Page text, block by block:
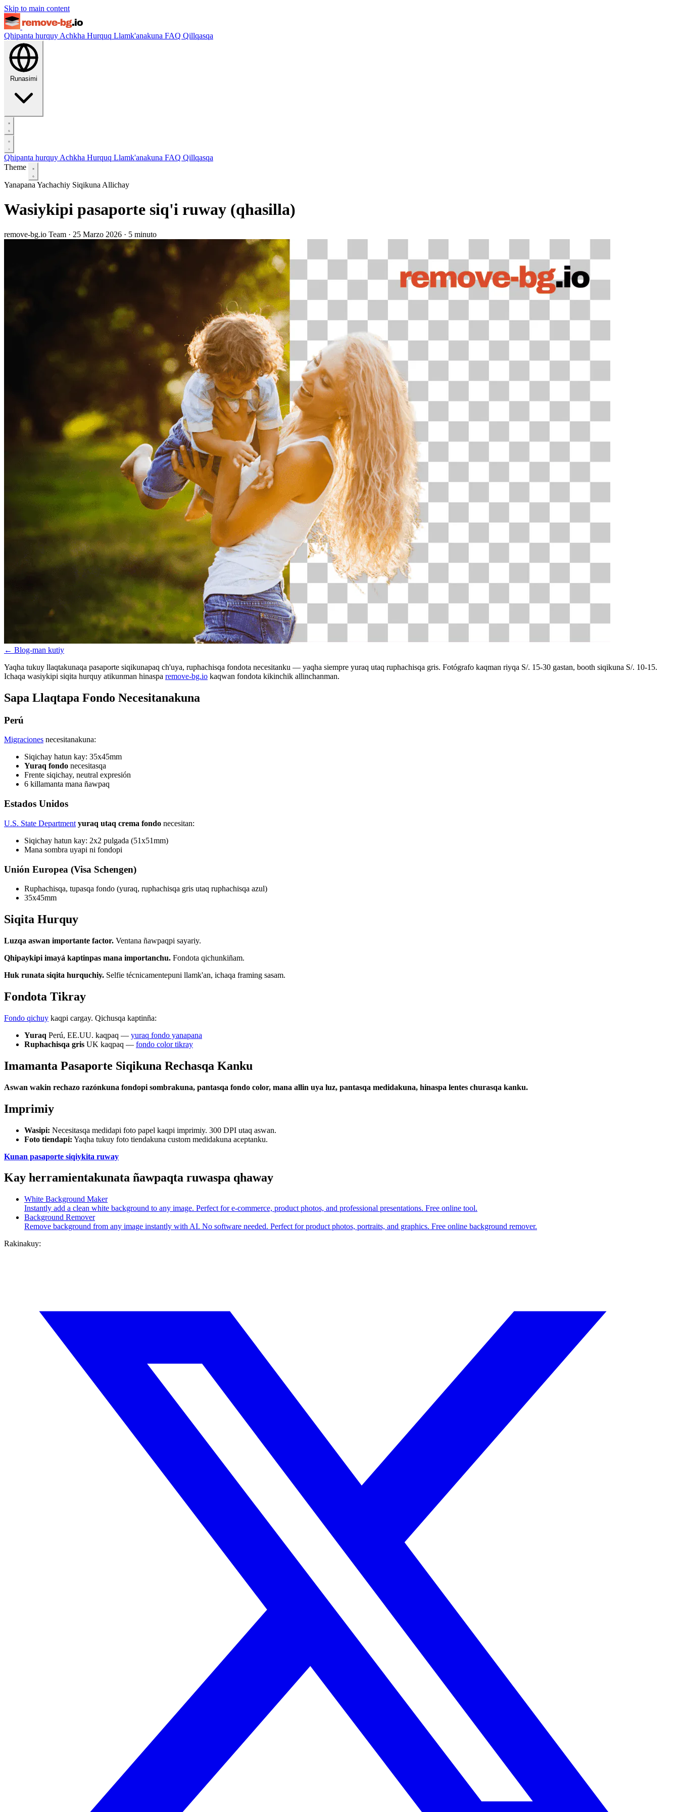
Skip to main content
Qhipanta hurquy Achkha Hurquq Llamk'anakuna FAQ Qillqasqa
Runasimi
Qhipanta hurquy Achkha Hurquq Llamk'anakuna FAQ Qillqasqa
Theme
Yanapana Yachachiy Siqikuna Allichay
Wasiykipi pasaporte siq'i ruway (qhasilla)
remove-bg.io Team · 25 Marzo 2026 · 5 minuto
← Blog-man kutiy
Yaqha tukuy llaqtakunaqa pasaporte siqikunapaq ch'uya, ruphachisqa fondota necesitanku — yaqha siempre yuraq utaq ruphachisqa gris. Fotógrafo kaqman riyqa S/. 15-30 gastan, booth siqikuna S/. 10-15.
Ichaqa wasiykipi siqita hurquy atikunman hinaspa remove-bg.io kaqwan fondota kikinchik allinchanman.
Sapa Llaqtapa Fondo Necesitanakuna
Perú
Migraciones necesitanakuna:
Siqichay hatun kay: 35x45mm
Yuraq fondo necesitasqa
Frente siqichay, neutral expresión
6 killamanta mana ñawpaq
Estados Unidos
U.S. State Department yuraq utaq crema fondo necesitan:
Siqichay hatun kay: 2x2 pulgada (51x51mm)
Mana sombra uyapi ni fondopi
Unión Europea (Visa Schengen)
Ruphachisqa, tupasqa fondo (yuraq, ruphachisqa gris utaq ruphachisqa azul)
35x45mm
Siqita Hurquy
Luzqa aswan importante factor. Ventana ñawpaqpi sayariy.
Qhipaykipi imayá kaptinpas mana importanchu. Fondota qichunkiñam.
Huk runata siqita hurquchiy. Selfie técnicamentepuni llamk'an, ichaqa framing sasam.
Fondota Tikray
Fondo qichuy kaqpi cargay. Qichusqa kaptinña:
Yuraq Perú, EE.UU. kaqpaq — yuraq fondo yanapana
Ruphachisqa gris UK kaqpaq — fondo color tikray
Imamanta Pasaporte Siqikuna Rechasqa Kanku
Aswan wakin rechazo razónkuna fondopi sombrakuna, pantasqa fondo color, mana allin uya luz, pantasqa medidakuna, hinaspa lentes churasqa kanku.
Imprimiy
Wasipi: Necesitasqa medidapi foto papel kaqpi imprimiy. 300 DPI utaq aswan.
Foto tiendapi: Yaqha tukuy foto tiendakuna custom medidakuna aceptanku.
Kunan pasaporte siqiykita ruway
Kay herramientakunata ñawpaqta ruwaspa qhaway
White Background Maker
Instantly add a clean white background to any image. Perfect for e-commerce, product photos, and professional presentations. Free online tool.
Background Remover
Remove background from any image instantly with AI. No software needed. Perfect for product photos, portraits, and graphics. Free online background remover.
Rakinakuy: